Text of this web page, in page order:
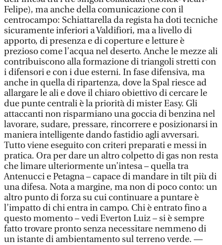
Felipe), ma anche della comunicazione con il
centrocampo: Schiattarella da regista ha doti tecniche
sicuramente inferiori a Valdifiori, ma a livello di
apporto, di presenza e di coperture e letture è
prezioso come l’acqua nel deserto. Anche le mezze ali
contribuiscono alla formazione di triangoli stretti con
i difensori e con i due esterni. In fase difensiva, ma
anche in quella di ripartenza, dove la Spal riesce ad
allargare le ali e dove il chiaro obiettivo di cercare le
due punte centrali è la priorità di mister Easy. Gli
attaccanti non risparmiano una goccia di benzina nel
lavorare, sudare, pressare, rincorrere e posizionarsi in
maniera intelligente dando fastidio agli avversari.
Tutto viene eseguito con criteri preparati e messi in
pratica. Ora per dare un altro colpetto di gas non resta
che limare ulteriormente un’intesa – quella tra
Antenucci e Petagna – capace di mandare in tilt più di
una difesa. Nota a margine, ma non di poco conto: un
altro punto di forza su cui continuare a puntare è
l’impatto di chi entra in campo. Chi è entrato fino a
questo momento – vedi Everton Luiz – si è sempre
fatto trovare pronto senza necessitare nemmeno di
un istante di ambientamento sul terreno verde. —